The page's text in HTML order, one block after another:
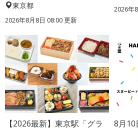
東京都
2026年8月8日 08:00更新
2026年
【2026最新】東京駅「グラ
8月10